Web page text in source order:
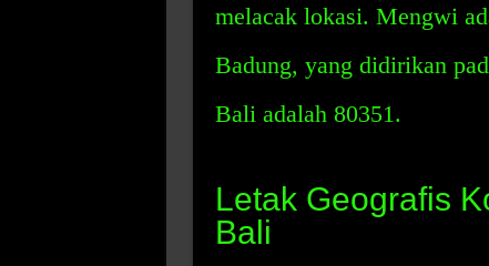
melacak lokasi. Mengwi
Badung, yang didirikan
Bali adalah 80351.
Letak Geografis
Bali